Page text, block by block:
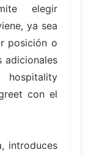
elegir
ya sea
posición o
adicionales
con el
introduces